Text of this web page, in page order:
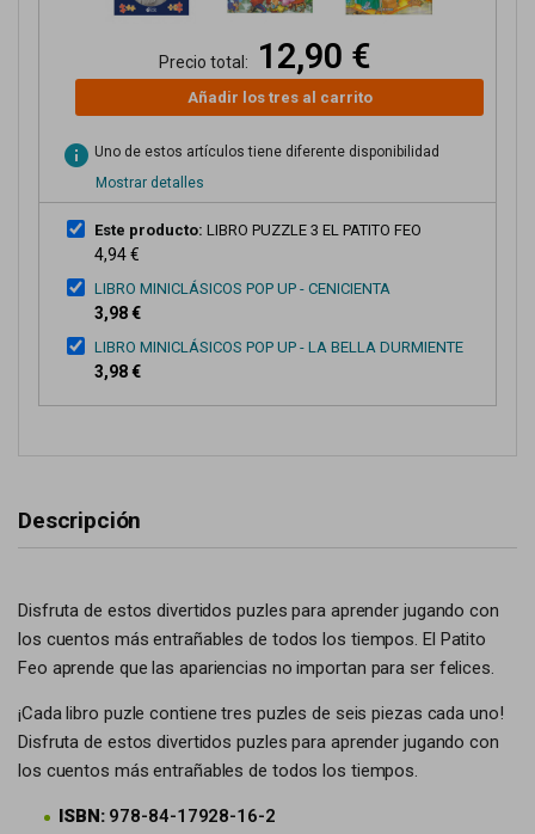
Precio total: 12,90 €
Añadir los tres al carrito
info Uno de estos artículos tiene diferente disponibilidad
Mostrar detalles
Este producto: LIBRO PUZZLE 3 EL PATITO FEO
4,94 €
LIBRO MINICLÁSICOS POP UP - CENICIENTA
3,98 €
LIBRO MINICLÁSICOS POP UP - LA BELLA DURMIENTE
3,98 €
Descripción
Disfruta de estos divertidos puzles para aprender jugando con
los cuentos más entrañables de todos los tiempos. El Patito
Feo aprende que las apariencias no importan para ser felices.
¡Cada libro puzle contiene tres puzles de seis piezas cada uno!
Disfruta de estos divertidos puzles para aprender jugando con
los cuentos más entrañables de todos los tiempos.
ISBN: 978-84-17928-16-2